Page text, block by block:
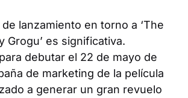
lanzamiento en torno a ‘The
Grogu’ es significativa.
debutar el 22 de mayo de
de marketing de la película
a generar un gran revuelo